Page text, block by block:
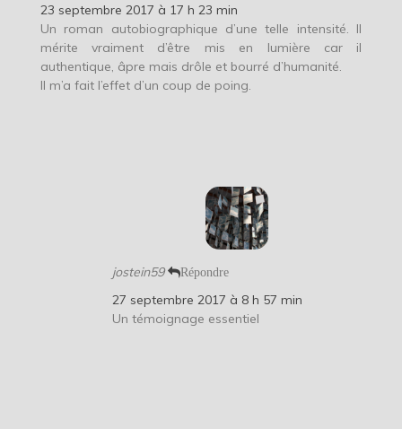
23 septembre 2017 à 17 h 23 min
Un roman autobiographique d’une telle intensité. Il
mérite vraiment d’être mis en lumière car il
authentique, âpre mais drôle et bourré d’humanité.
Il m’a fait l’effet d’un coup de poing.
jostein59 Répondre
27 septembre 2017 à 8 h 57 min
Un témoignage essentiel